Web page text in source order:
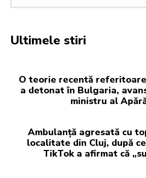
Ultimele stiri
O teorie recentă
a detonat în Bulgaria,
ministru al
Ambulanță agresată cu
localitate din Cluj, după
TikTok a afirmat că